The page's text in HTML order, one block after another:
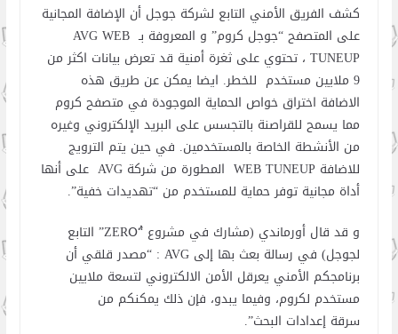
كشف الفريق الأمني التابع لشركة جوجل أن الإضافة المجانية
على المتصفح “جوجل كروم” و المعروفة بـ AVG WEB
TUNEUP ، تحتوي على ثغرة أمنية قد تعرض بيانات اكثر من
9 ملايين مستخدم للخطر. ايضا يمكن عن طريق هذه
الاضافة اختراق خواص الحماية الموجودة في متصفح كروم
مما يسمح للقراصنة بالتجسس على البريد الإلكتروني وغيره
من الأنشطة الخاصة بالمستخدمين. في حين يتم الترويج
للاضافة WEB TUNEUP المطورة من شركة AVG على أنها
أداة مجانية توفر حماية للمستخدم من “تهديدات خفية”.
و قد قال أورماندي (مشارك في مشروع “ZEROُ” التابع
لجوجل) في رسالة بعث بها إلى AVG : “مصدر قلقي أن
برنامجكم الأمني يعرقل الأمن الالكتروني لتسعة ملايين
مستخدم لكروم، وفيما يبدو، فإن ذلك يمكنكم من
سرقة إعدادات البحث”.